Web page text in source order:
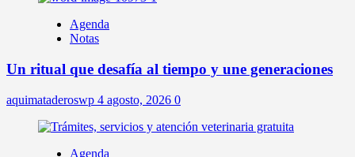
Agenda
Notas
Un ritual que desafía al tiempo y une generaciones
aquimataderoswp 4 agosto, 2026 0
Agenda